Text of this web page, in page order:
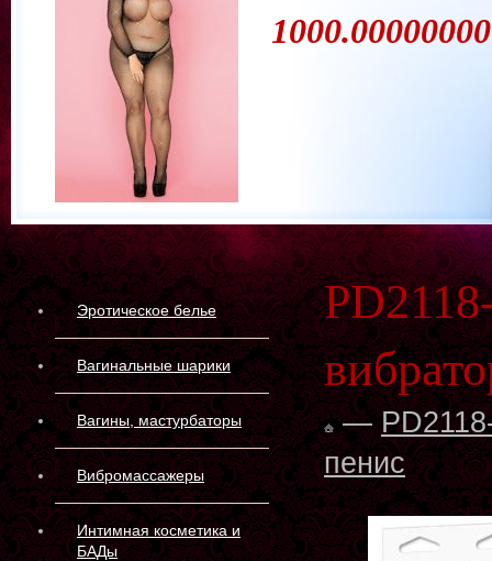
Эротическое белье
Вагинальные шарики
Вагины, мастурбаторы
Вибромассажеры
Интимная косметика и
БАДы
—
пенис